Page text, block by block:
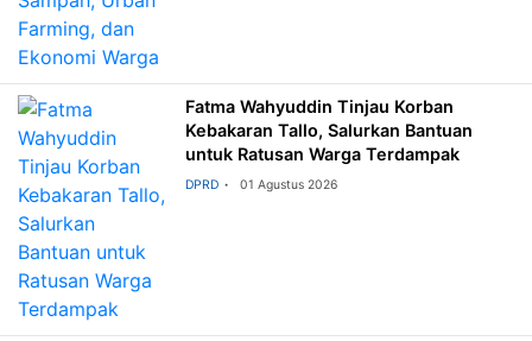
Fatma Wahyuddin Tinjau Korban
Kebakaran Tallo, Salurkan Bantuan
untuk Ratusan Warga Terdampak
DPRD 01 Agustus 2026